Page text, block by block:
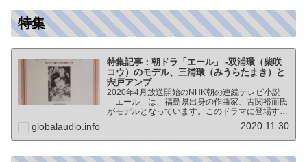
特集
特集記事：朝ドラ「エール」 -双浦環（柴咲
コウ）のモデル、三浦環（みうらたまき）と
宍戸アンプ
2020年4月放送開始のNHK朝の連続テレビ小説
「エール」は、福島県出身の作曲家、古関裕而氏
がモデルとなっています。このドラマに登場する
戦前の声楽家、三浦環さんと、本サイトにも登場
する宍戸公一氏のアンプ（著書「送信管によるシ
ングルアンプ製作…
globalaudio.info 2020.11.30